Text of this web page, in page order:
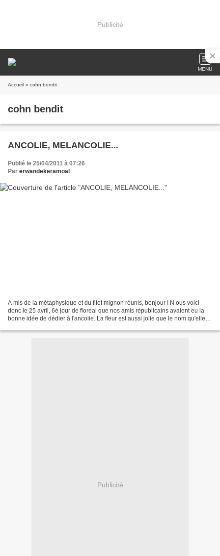
Publicité
MENU
Accueil » cohn bendit
cohn bendit
ANCOLIE, MELANCOLIE...
Publié le 25/04/2011 à 07:26
Par erwandekeramoal
A mis de la métaphysique et du filet mignon réunis, bonjour ! N ous voici
donc le 25 avril, 6è jour de floréal que nos amis républicains avaient eu la
bonne idée de dédier à l'ancolie. La fleur est aussi jolie que le nom qu'elle
Publicité